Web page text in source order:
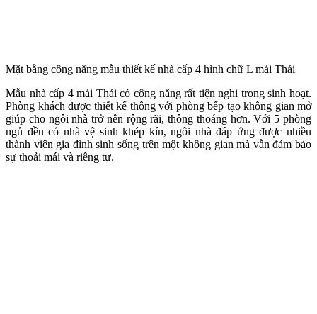
Mặt bằng công năng mẫu thiết kế nhà cấp 4 hình chữ L mái Thái
Mẫu nhà cấp 4 mái Thái có công năng rất tiện nghi trong sinh hoạt.
Phòng khách được thiết kế thông với phòng bếp tạo không gian mở
giúp cho ngôi nhà trở nên rộng rãi, thông thoáng hơn. Với 5 phòng
ngủ đều có nhà vệ sinh khép kín, ngôi nhà đáp ứng được nhiều
thành viên gia đình sinh sống trên một không gian mà vẫn đảm bảo
sự thoải mái và riêng tư.